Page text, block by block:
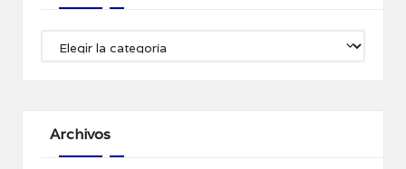
Archivos